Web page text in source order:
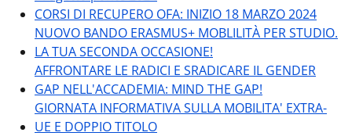
CORSI DI RECUPERO OFA: INIZIO 18 MARZO 2024
NUOVO BANDO ERASMUS+ MOBLILITÀ PER STUDIO.
LA TUA SECONDA OCCASIONE!
AFFRONTARE LE RADICI E SRADICARE IL GENDER
GAP NELL'ACCADEMIA: MIND THE GAP!
GIORNATA INFORMATIVA SULLA MOBILITA' EXTRA-
UE E DOPPIO TITOLO